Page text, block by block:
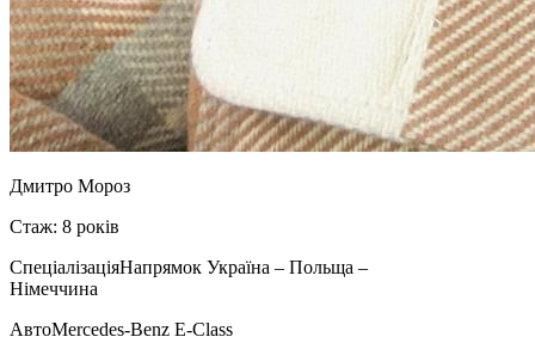
Дмитро Мороз
Стаж: 8 років
СпеціалізаціяНапрямок Україна – Польща –
Німеччина
АвтоMercedes-Benz E-Class